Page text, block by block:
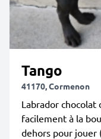
Tango
41170, Cormenon
Labrador
facilement à la
dehors pour jouer